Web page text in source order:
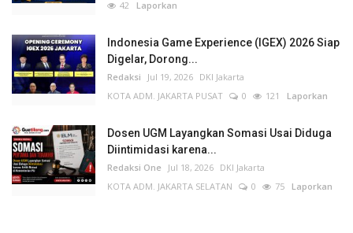
42 Laporkan
Indonesia Game Experience (IGEX) 2026 Siap
Digelar, Dorong...
Redaksi Jul 19, 2026 DKI Jakarta
KOTA ADM. JAKARTA PUSAT
0 121 Laporkan
Dosen UGM Layangkan Somasi Usai Diduga
Diintimidasi karena...
Redaksi One Jul 18, 2026 DKI Jakarta
KOTA ADM. JAKARTA SELATAN
0 75 Laporkan